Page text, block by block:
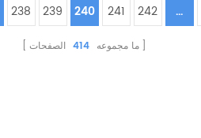
238 239 240 241 242 ...
ما مجموعه 414 الصفحات